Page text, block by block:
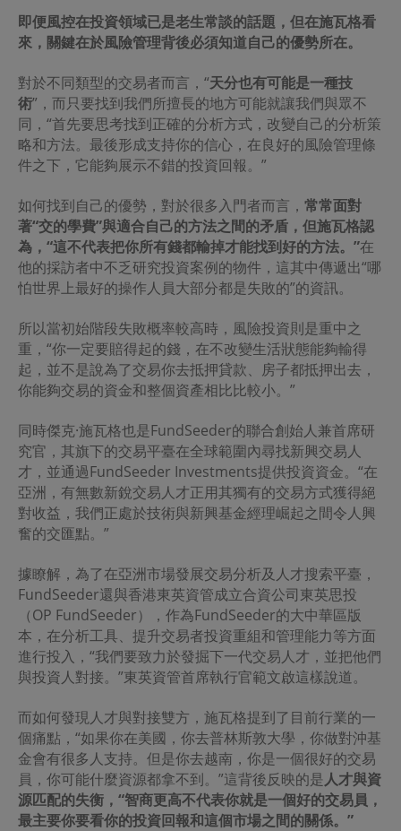
即便風控在投資領域已是老生常談的話題，但在施瓦格看
來，關鍵在於風險管理背後必須知道自己的優勢所在。
對於不同類型的交易者而言，“天分也有可能是一種技
術”，而只要找到我們所擅長的地方可能就讓我們與眾不
同，“首先要思考找到正確的分析方式，改變自己的分析策
略和方法。最後形成支持你的信心，在良好的風險管理條
件之下，它能夠展示不錯的投資回報。”
如何找到自己的優勢，對於很多入門者而言， 常常面對
著“交的學費”與適合自己的方法之間的矛盾，但施瓦格認
為，“這不代表把你所有錢都輸掉才能找到好的方法。”在
他的採訪者中不乏研究投資案例的物件，這其中傳遞出“哪
怕世界上最好的操作人員大部分都是失敗的”的資訊。
所以當初始階段失敗概率較高時，風險投資則是重中之
重，“你一定要賠得起的錢，在不改變生活狀態能夠輸得
起，並不是說為了交易你去抵押貸款、房子都抵押出去，
你能夠交易的資金和整個資產相比比較小。”
同時傑克·施瓦格也是FundSeeder的聯合創始人兼首席研
究官，其旗下的交易平臺在全球範圍內尋找新興交易人
才，並通過FundSeeder Investments提供投資資金。“在
亞洲，有無數新銳交易人才正用其獨有的交易方式獲得絕
對收益，我們正處於技術與新興基金經理崛起之間令人興
奮的交匯點。”
據瞭解，為了在亞洲市場發展交易分析及人才搜索平臺，
FundSeeder還與香港東英資管成立合資公司東英思投
（OP FundSeeder），作為FundSeeder的大中華區版
本，在分析工具、提升交易者投資重組和管理能力等方面
進行投入，“我們要致力於發掘下一代交易人才，並把他們
與投資人對接。”東英資管首席執行官範文啟這樣說道。
而如何發現人才與對接雙方，施瓦格提到了目前行業的一
個痛點，“如果你在美國，你去普林斯敦大學，你做對沖基
金會有很多人支持。但是你去越南，你是一個很好的交易
員，你可能什麼資源都拿不到。”這背後反映的是人才與資
源匹配的失衡，“智商更高不代表你就是一個好的交易員，
最主要你要看你的投資回報和這個市場之間的關係。”
為或疏忽﹐導致閣下不能連接或使用本網址或所載資料而蒙
受任何直接、間接、特殊、相應或連帶的損失﹐此等損失包
及其任何成員一概不會承擔任何責任﹐即使東英資管或其任
何成員事先獲悉有招致此等損失的可能。東英資管或其任何
成員不會確保本網址不受影響且無誤地運作。
有關使用連接的免責聲明
若流覽者通過本網址的連結功能離開本網址﹐並流覽並非由
東英資管提供的內容﹐有關風險由流覽者自行承擔。若因該
等網址所提供的服務、資料或其他內容有任何延誤、缺失或
遺漏而引致的虧損或損失﹐不論是實際或是聲稱的虧損或損
失﹐亦不論是相應性或因受罰引致的虧損或損失﹐東英資管
概不承擔任何責任。東英資管對任何第三者傳送的任何電子
內容﹐包括但不限於任何電子內容的準確性、主旨、品質或
及時性﹐概不作出任何保證或聲明﹐亦不承擔任何責任。
本網址所提供的任何資料﹐若沒有得到東英資管的預先書面
同意﹐均不可以透過任何方式或形式複製、傳送、傳播、出
售、分發、出版、廣播、傳閱、貯存作其後使用或作任何商
業用途。
東英資管不聲明或保證沒有病毒或其他感染性或破壞性項目
將被發送、受損害閣下的電腦。
閣下承認並確認互聯網是一個不是私隱可以確保安全的媒
介，以及在互聯網上，徹底的安全性和私隐性是不可能的。
閣 下應有足夠的保護和備份數據和/或設備，並採取合理而
適當的預防措施以掃描電腦病毒或其他破壞性的全部責任。
東英資管概不負責或承擔，
的準確性，功能或性能不作任何陳述或保證。
修訂
在本網站所載資料如有不時修改和更新、恕不另行通知。
附加條款
本網站某些部分或頁面可能包含單獨的條款和條件。
本網站的使用，由香港特別行政區法律管轄。